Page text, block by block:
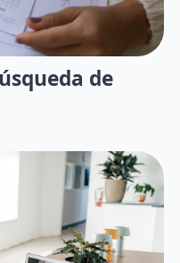
de